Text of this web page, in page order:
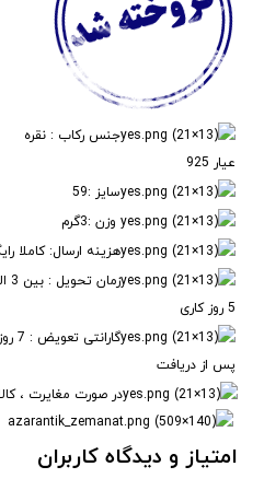
جنس رکاب : نقره
عیار 925
سایز :59
وزن :3گرم
هزینه ارسال: کاملا
زمان
5 روز کاری
گارانتی تعویض : 7 روز
پس از دریافت
در صورت مغایرت ،
امتیاز و دیدگاه کاربران